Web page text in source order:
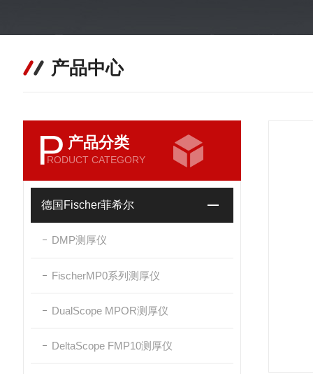
产品中心
P 产品分类
RODUCT CATEGORY
德国Fischer菲希尔
DMP测厚仪
FischerMP0系列测厚仪
DualScope MPOR测厚仪
DeltaScope FMP10测厚仪